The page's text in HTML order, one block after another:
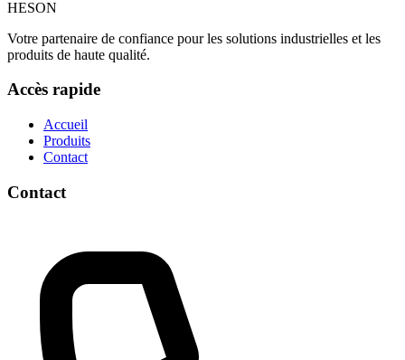
HESON
Votre partenaire de confiance pour les solutions industrielles et les
produits de haute qualité.
Accès rapide
Accueil
Produits
Contact
Contact